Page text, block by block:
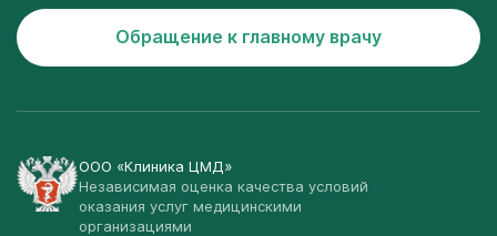
Обращение к главному врачу
ООО «Клиника ЦМД»
Независимая оценка качества условий
оказания услуг медицинскими
организациями